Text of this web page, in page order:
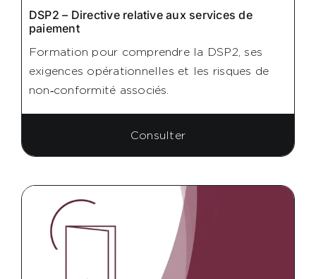
DSP2 – Directive relative aux services de
paiement
Formation pour comprendre la DSP2, ses
exigences opérationnelles et les risques de
non‑conformité associés.
Consulter